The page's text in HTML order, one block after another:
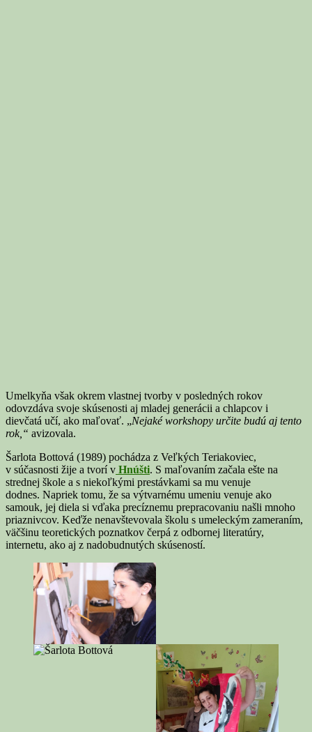
Umelkyňa však okrem vlastnej tvorby v posledných rokov
odovzdáva svoje skúsenosti aj mladej generácii a chlapcov i
dievčatá učí, ako maľovať. „Nejaké workshopy určite budú aj tento
rok,“ avizovala.
Šarlota Bottová (1989) pochádza z Veľkých Teriakoviec,
v súčasnosti žije a tvorí v Hnúšti. S maľovaním začala ešte na
strednej škole a s niekoľkými prestávkami sa mu venuje
dodnes. Napriek tomu, že sa výtvarnému umeniu venuje ako
samouk, jej diela si vďaka precíznemu prepracovaniu našli mnoho
priaznivcov. Keďže nenavštevovala školu s umeleckým zameraním,
väčšinu teoretických poznatkov čerpá z odbornej literatúry,
internetu, ako aj z nadobudnutých skúseností.